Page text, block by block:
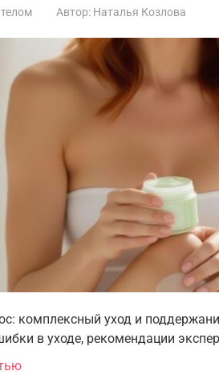
Автор: Наталья Козлова
комплексный уход и
в уходе, рекомендации